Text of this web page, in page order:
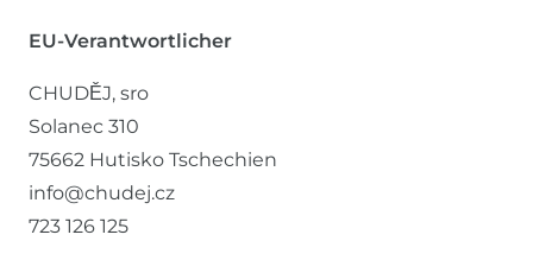
EU-Verantwortlicher
CHUDĚJ, sro
Solanec 310
75662 Hutisko Tschechien
info@chudej.cz
723 126 125